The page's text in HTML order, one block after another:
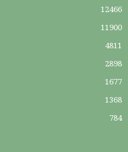
12466
11900
4811
2898
1677
1368
784